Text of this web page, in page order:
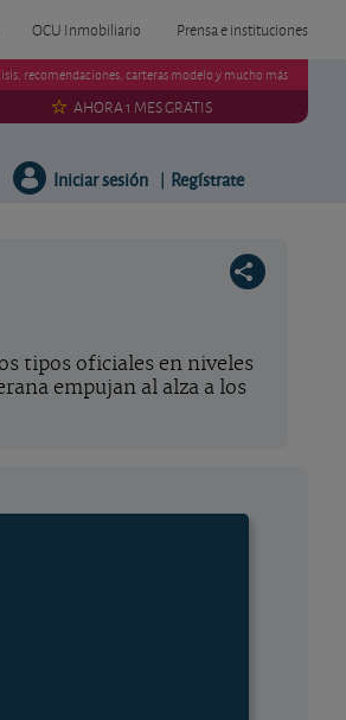
OCU Inmobiliario Prensa e instituciones
recomendaciones, carteras modelo y mucho más
AHORA 1 MES GRATIS
Iniciar sesión | Regístrate
tipos oficiales en niveles
empujan al alza a los